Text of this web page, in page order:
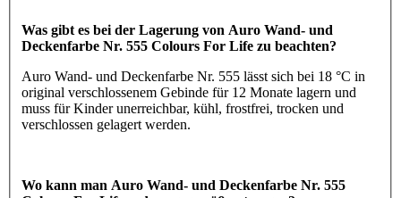
Was gibt es bei der Lagerung von Auro Wand- und
Deckenfarbe Nr. 555 Colours For Life zu beachten?
Auro Wand- und Deckenfarbe Nr. 555 lässt sich bei 18 °C in
original verschlossenem Gebinde für 12 Monate lagern und
muss für Kinder unerreichbar, kühl, frostfrei, trocken und
verschlossen gelagert werden.
Wo kann man Auro Wand- und Deckenfarbe Nr. 555